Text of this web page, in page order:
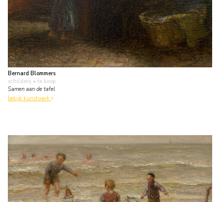
Bernard Blommers
schilderij • te koop
Samen aan de tafel
bekijk kunstwerk